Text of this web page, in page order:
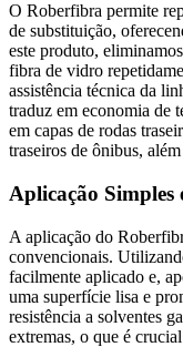
O Roberfibra permite
de substituição,
este produto,
fibra de vidro
assistência técnica da
traduz em economia de
em capas de rodas
traseiros de ônibus,
Aplicação Simples
A aplicação do
convencionais.
facilmente aplicado e,
uma superfície lisa e
resistência a solventes
extremas, o que é